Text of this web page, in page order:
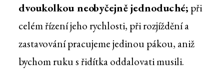
dvoukolkou neobyčejně jednoduché; při
celém řízení jeho rychlosti, při rozjíždění a
zastavování pracujeme jedinou pákou, aniž
bychom ruku s řidítka oddalovati musili.